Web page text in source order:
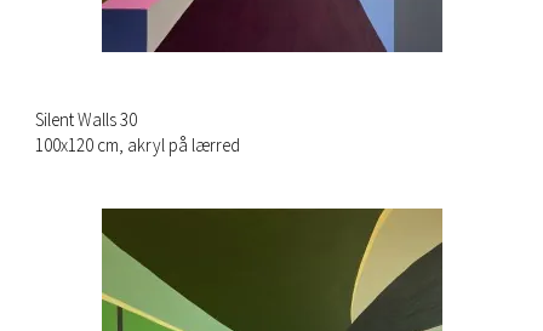
Silent Walls 30
100x120 cm, akryl på lærred